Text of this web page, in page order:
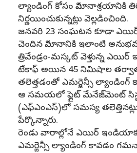
ల్యాండింగ్ కోసం విమానాశ్రయానికి
నిర్ణయించుకున్నట్లు వెల్లడించింది.
జనవరి 23 సంఘటన కూడా
చెందిన విమానానికి ఇలాంటి
త్రివేండ్రం-మస్కట్ వెళ్తున్న
టేకాఫ్ అయిన 45 నిమిషాల
తలెత్తడంతో ఎమర్జెన్సీ ల్యాండింగ్
ఆ సమయలో ఫ్లైట్ మేనేజ్‌మెంట్
(ఎఫ్ఎంఎస్)లో సమస్య
పేర్కొన్నారు.
రెండు వారాల్లోనే ఎయిర్
ఎమర్జెన్సీ ల్యాండింగ్ కావడం